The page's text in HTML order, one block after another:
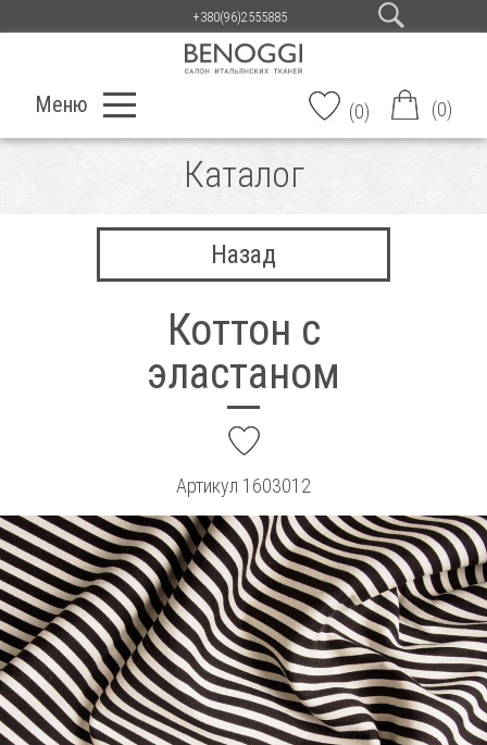
+380(96)2555885
Меню (0) (0)
Каталог
Назад
Коттон с
эластаном
Артикул 1603012